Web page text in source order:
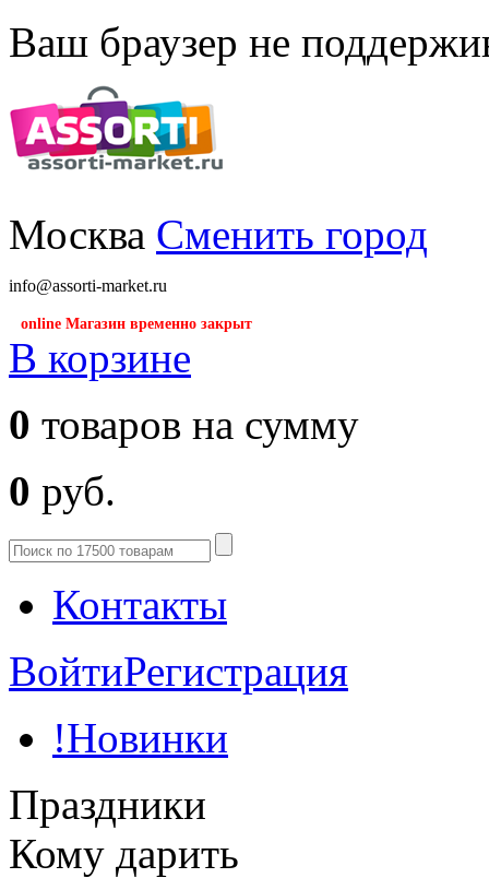
Ваш браузер не
Москва Сменить город
info@assorti-market.ru
online Магазин временно закрыт
В корзине
0 товаров на сумму
0 руб.
Контакты
ВойтиРегистрация
!Новинки
Праздники
Кому дарить